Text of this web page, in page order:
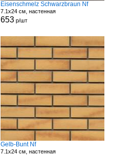
Eisenschmelz Schwarzbraun Nf
7.1x24 см, настенная
653р/шт
Gelb-Bunt Nf
7.1x24 см, настенная